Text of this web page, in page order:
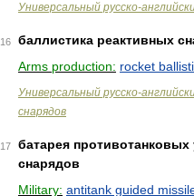
Универсальный русско-
16
баллистика реактивных
Arms production: rocket
Универсальный русско-
снарядов
17
батарея
снарядов
Military: antitank guided